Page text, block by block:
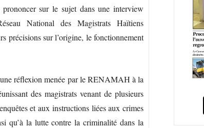
sur le sujet dans une interview
National des Magistrats Haïtiens
précisions sur l’origine, le fonctionnement
réflexion menée par le RENAMAH à la
des magistrats venant de plusieurs
et aux instructions liées aux crimes
qu’à la lutte contre la criminalité dans la